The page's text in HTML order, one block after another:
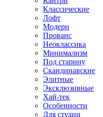
Классические
Лофт
Модерн
Прованс
Неоклассика
Минимализм
Под старину
Скандинавские
Элитные
Эксклюзивные
Хай-тек
Особенности
Для студии